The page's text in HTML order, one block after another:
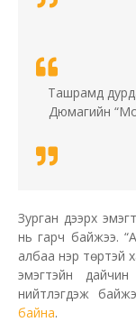
Ташрамд
Дюмагийн
Зурган дээрх
нь гарч байжээ.
албаа нэр төртэй
эмэгтэйн
нийтлэгдэж
байна.